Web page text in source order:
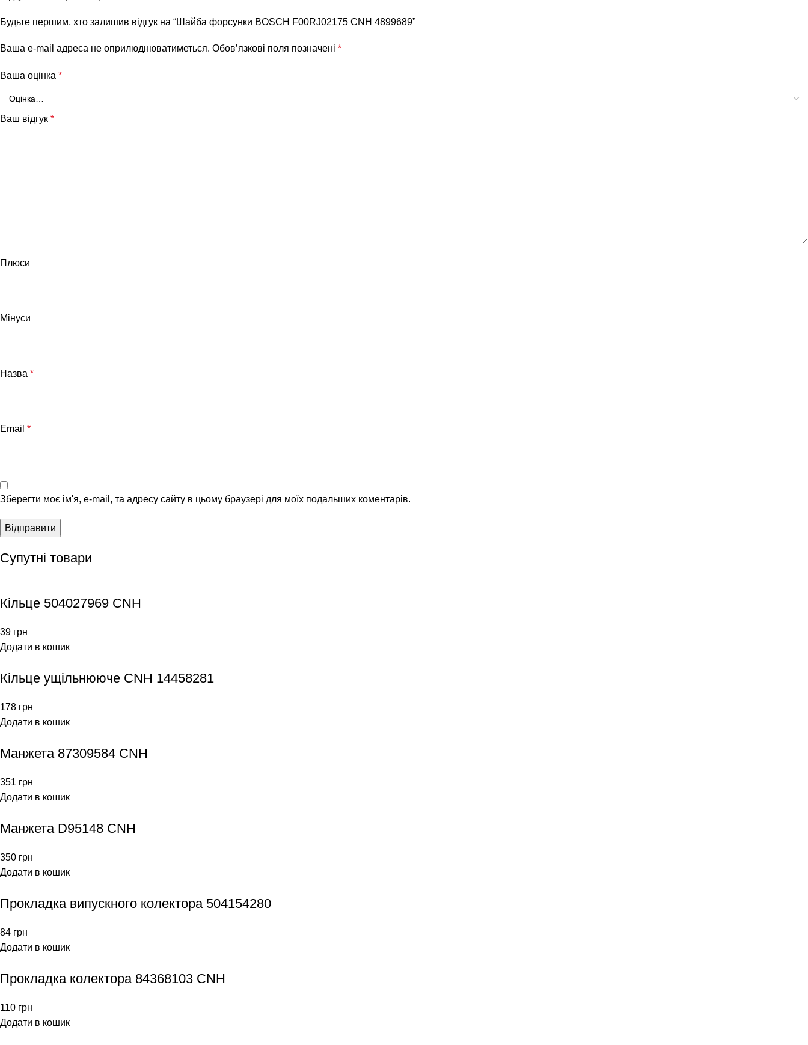
Будьте першим, хто залишив відгук на “Шайба форсунки BOSCH F00RJ02175 CNH 4899689”
Ваша e-mail адреса не оприлюднюватиметься. Обов’язкові поля позначені *
Ваша оцінка *
Ваш відгук *
Плюси
Мінуси
Назва *
Email *
Зберегти моє ім'я, e-mail, та адресу сайту в цьому браузері для моїх подальших коментарів.
Супутні товари
Кільце 504027969 CNH
39 грн
Додати в кошик
Кільце ущільнююче CNH 14458281
178 грн
Додати в кошик
Манжета 87309584 CNH
351 грн
Додати в кошик
Манжета D95148 CNH
350 грн
Додати в кошик
Прокладка випускного колектора 504154280
84 грн
Додати в кошик
Прокладка колектора 84368103 CNH
110 грн
Додати в кошик